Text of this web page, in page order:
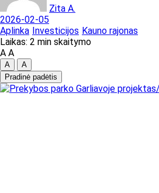
Zita A.
2026-02-05
Aplinka Investicijos Kauno rajonas
Laikas: 2 min skaitymo
A A
A
A
Pradinė padėtis